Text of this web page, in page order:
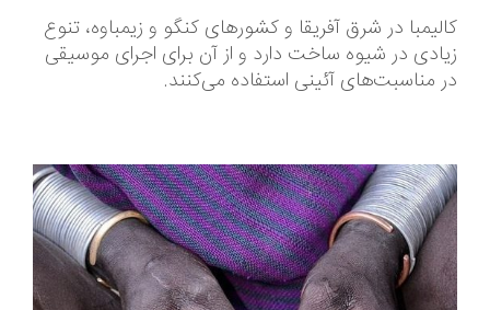
کالیمبا در شرق آفریقا و کشورهای کنگو و زیمباوه، تنوع
زیادی در شیوه ساخت دارد و از آن برای اجرای موسیقی
در مناسبت‌های آئینی استفاده می‌کنند.